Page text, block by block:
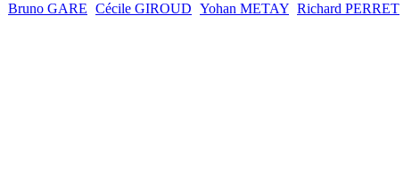
Bruno GARE Cécile GIROUD Yohan METAY Richard PERRET